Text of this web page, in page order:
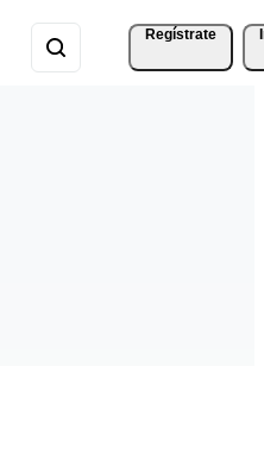
Regístrate